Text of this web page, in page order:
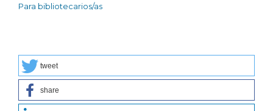
Para bibliotecarios/as
tweet
share